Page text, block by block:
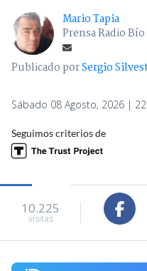
Mario Tapia
Prensa Radio
Publicado porSergio
Sábado 08 Agosto, 2026 |
Seguimos criterios de
10.225
visitas